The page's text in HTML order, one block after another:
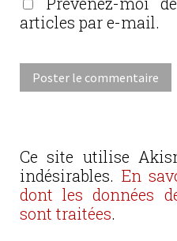
articles par e-mail.
Ce site utilise
indésirables. En
dont les données
sont traitées.